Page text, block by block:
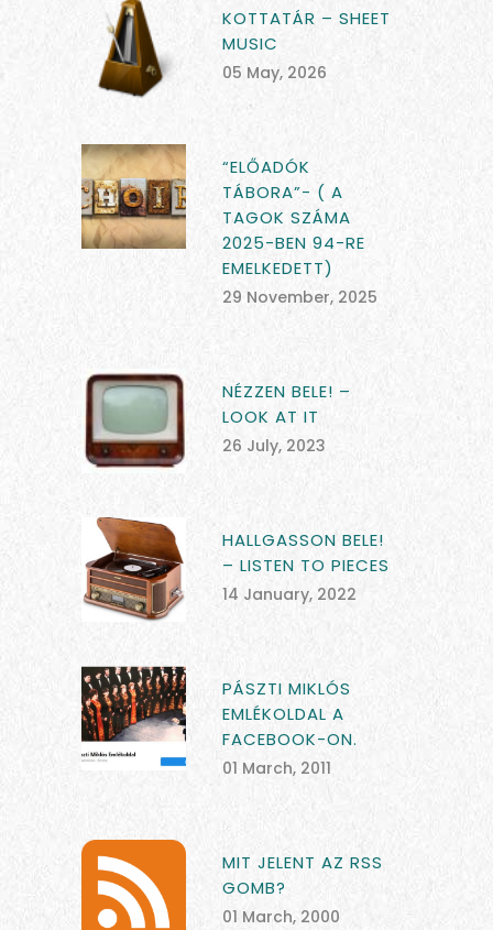
KOTTATÁR – SHEET
MUSIC
05 May, 2026
“ELŐADÓK
TÁBORA”- ( A
TAGOK SZÁMA
2025-BEN 94-RE
EMELKEDETT)
29 November, 2025
NÉZZEN BELE! –
LOOK AT IT
26 July, 2023
HALLGASSON BELE!
– LISTEN TO PIECES
14 January, 2022
PÁSZTI MIKLÓS
EMLÉKOLDAL A
FACEBOOK-ON.
01 March, 2011
MIT JELENT AZ RSS
GOMB?
01 March, 2000